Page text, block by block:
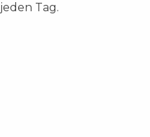
Tag.